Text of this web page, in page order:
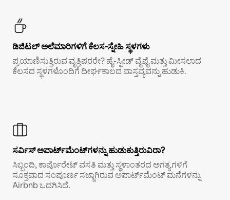
ಡಿಜಿಟಲ್ ಅಲೆಮಾರಿಗಳಿಗೆ ಕೆಲಸ-ಸ್ನೇಹಿ ಸ್ಥಳಗಳು
ಪ್ರಯಾಣಿಸುತ್ತಿರುವ ವೃತ್ತಿಪರರೇ? ಹೈ-ಸ್ಪೀಡ್ ವೈಫೈ ಮತ್ತು ಮೀಸಲಾದ
ಕೆಲಸದ ಸ್ಥಳಗಳೊಂದಿಗೆ ದೀರ್ಘಕಾಲದ ವಾಸ್ತವ್ಯವನ್ನು ಹುಡುಕಿ.
ಸರ್ವಿಸ್ ಅಪಾರ್ಟ್‌ಮೆಂಟ್‌ಗಳನ್ನು ಹುಡುಕುತ್ತಿರುವಿರಾ?
ಸಿಬ್ಬಂದಿ, ಕಾರ್ಪೊರೇಟ್ ವಸತಿ ಮತ್ತು ಸ್ಥಳಾಂತರದ ಅಗತ್ಯಗಳಿಗೆ
ಸೂಕ್ತವಾದ ಸಂಪೂರ್ಣ ಸಜ್ಜಾಗಿರುವ ಅಪಾರ್ಟ್‌ಮೆಂಟ್ ಮನೆಗಳನ್ನು
Airbnb ಒದಗಿಸಿದೆ.